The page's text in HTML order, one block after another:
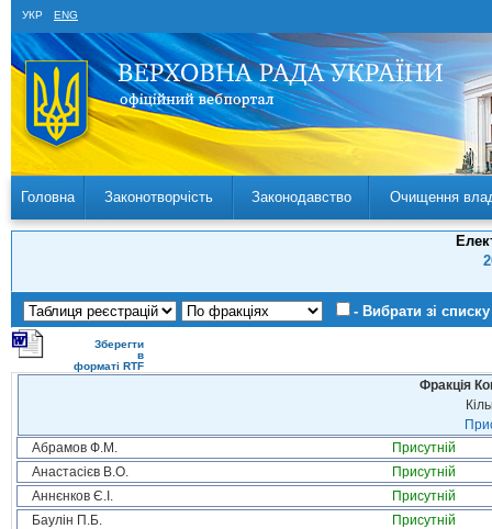
УКР ENG
Головна Законотворчість Законодавство Очищення
- Вибрати зі списку
Зберегти
в
форматі RTF
Фракція
Абрамов Ф.М.
Присутній
Анастасієв В.О.
Присутній
Аннєнков Є.І.
Присутній
Баулін П.Б.
Присутній